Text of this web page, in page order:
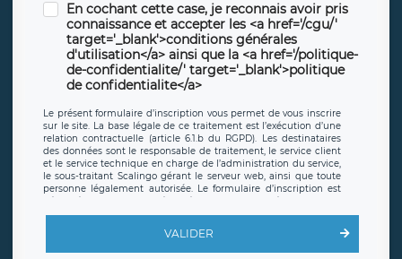
En cochant cette case, je reconnais avoir pris
connaissance et accepter les <a href='/cgu/'
target='_blank'>conditions générales
d'utilisation</a> ainsi que la <a href='/politique-
de-confidentialite/' target='_blank'>politique
de confidentialite</a>
Le présent formulaire d’inscription vous permet de vous inscrire
sur le site. La base légale de ce traitement est l’exécution d’une
relation contractuelle (article 6.1.b du RGPD). Les destinataires
des données sont le responsable de traitement, le service client
et le service technique en charge de l’administration du service,
le sous-traitant Scalingo gérant le serveur web, ainsi que toute
personne légalement autorisée. Le formulaire d’inscription est
offrant desclauses de protection conformes au RGPD. Les
en sollicite la suppression, étant entendu que vous pouvez
demander la suppression de vos données et retirer votre
VALIDER